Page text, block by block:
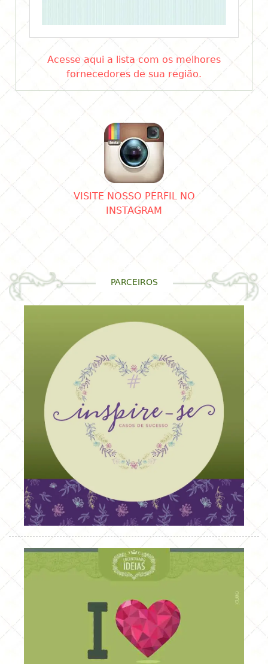
Acesse aqui a lista com os melhores
fornecedores de sua região.
VISITE NOSSO PERFIL NO
INSTAGRAM
PARCEIROS